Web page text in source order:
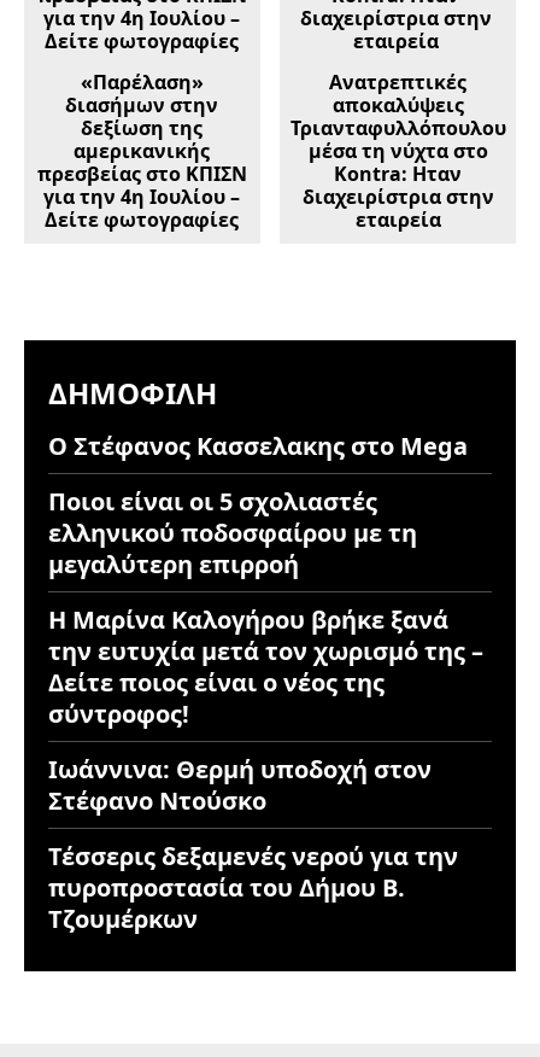
«Παρέλαση»
διασήμων στην
δεξίωση της
αμερικανικής
πρεσβείας στο ΚΠΙΣΝ
για την 4η Ιουλίου –
Δείτε φωτογραφίες
Ανατρεπτικές
αποκαλύψεις
Τριανταφυλλόπουλου
μέσα τη νύχτα στο
Kontra: Ηταν
διαχειρίστρια στην
εταιρεία
ΔΗΜΟΦΙΛΉ
Ο Στέφανος Κασσελακης στο Mega
Ποιοι είναι οι 5 σχολιαστές
ελληνικού ποδοσφαίρου με τη
μεγαλύτερη επιρροή
Η Μαρίνα Καλογήρου βρήκε ξανά
την ευτυχία μετά τον χωρισμό της –
Δείτε ποιος είναι ο νέος της
σύντροφος!
Ιωάννινα: Θερμή υποδοχή στον
Στέφανο Ντούσκο
Τέσσερις δεξαμενές νερού για την
πυροπροστασία του Δήμου Β.
Τζουμέρκων